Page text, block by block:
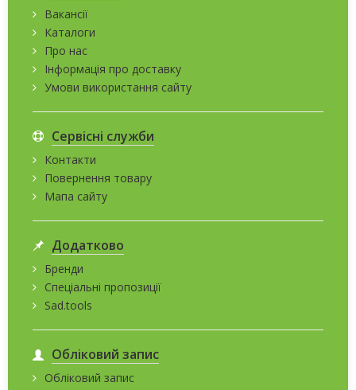
Вакансії
Каталоги
Про нас
Інформація про доставку
Умови використання сайту
Сервісні служби
Контакти
Повернення товару
Мапа сайту
Додатково
Бренди
Спеціальні пропозиції
Sad.tools
Обліковий запис
Обліковий запис